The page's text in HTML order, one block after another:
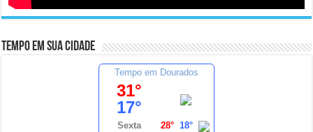
Tempo em sua cidade
Tempo em Dourados
31°
17°
Sexta 28° 18°